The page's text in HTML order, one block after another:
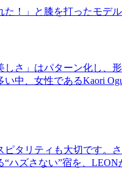
！」と膝を打ったモデ
さ」はパターン化し、
中、女性であるKaori
タリティも大切です。
ズさない”宿を、